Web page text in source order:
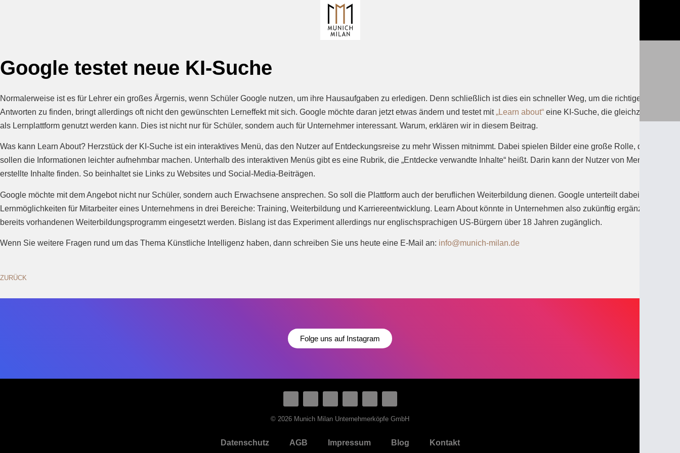
Google testet neue KI-Suche
Normalerweise ist es für Lehrer ein großes Ärgernis, wenn Schüler Google nutzen, um ihre Hausaufgaben zu erledigen. Denn schließlich ist dies ein schneller Weg, um die richtigen
Antworten zu finden, bringt allerdings oft nicht den gewünschten Lerneffekt mit sich. Google möchte daran jetzt etwas ändern und testet mit„Learn about“ eine KI-Suche, die gleichzeitig auch
als Lernplattform genutzt werden kann. Dies ist nicht nur für Schüler, sondern auch für Unternehmer interessant. Warum, erklären wir in diesem Beitrag.
Was kann Learn About? Herzstück der KI-Suche ist ein interaktives Menü, das den Nutzer auf Entdeckungsreise zu mehr Wissen mitnimmt. Dabei spielen Bilder eine große Rolle, denn diese
sollen die Informationen leichter aufnehmbar machen. Unterhalb des interaktiven Menüs gibt es eine Rubrik, die „Entdecke verwandte Inhalte“ heißt. Darin kann der Nutzer von Menschen
erstellte Inhalte finden. So beinhaltet sie Links zu Websites und Social-Media-Beiträgen.
Google möchte mit dem Angebot nicht nur Schüler, sondern auch Erwachsene ansprechen. So soll die Plattform auch der beruflichen Weiterbildung dienen. Google unterteilt dabei die
Lernmöglichkeiten für Mitarbeiter eines Unternehmens in drei Bereiche: Training, Weiterbildung und Karriereentwicklung. Learn About könnte in Unternehmen also zukünftig ergänzend zum
bereits vorhandenen Weiterbildungsprogramm eingesetzt werden. Bislang ist das Experiment allerdings nur englischsprachigen US-Bürgern über 18 Jahren zugänglich.
Wenn Sie weitere Fragen rund um das Thema Künstliche Intelligenz haben, dann schreiben Sie uns heute eine E-Mail an: info@munich-milan.de
ZURÜCK
Folge uns auf Instagram
© 2026 Munich Milan Unternehmerköpfe GmbH
Datenschutz AGB Impressum Blog Kontakt